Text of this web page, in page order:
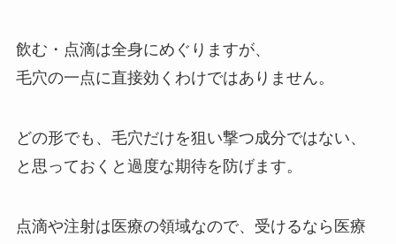
飲む・点滴は全身にめぐりますが、
毛穴の一点に直接効くわけではありません。
どの形でも、毛穴だけを狙い撃つ成分ではない、
と思っておくと過度な期待を防げます。
点滴や注射は医療の領域なので、受けるなら医療